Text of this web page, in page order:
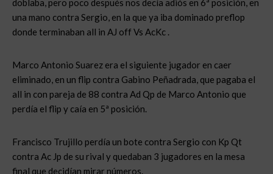
doblaba, pero poco después nos decía adiós en 6ª posición, en
una mano contra Sergio, en la que ya iba dominado preflop
donde terminaban all in AJ off Vs AcKc .
Marco Antonio Suarez era el siguiente jugador en caer
eliminado, en un flip contra Gabino Peñadrada, que pagaba el
all in con pareja de 88 contra Ad Qp de Marco Antonio que
perdía el flip y caía en 5ª posición.
Francisco Trujillo perdía un bote contra Sergio con Kp Qt
contra Ac Jp de su rival y quedaban 3 jugadores en la mesa
final que decidían mirar números.